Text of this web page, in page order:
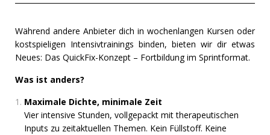
Während andere Anbieter dich in wochenlangen Kursen oder
kostspieligen Intensivtrainings binden, bieten wir dir etwas
Neues: Das QuickFix-Konzept – Fortbildung im Sprintformat.
Was ist anders?
Maximale Dichte, minimale Zeit
Vier intensive Stunden, vollgepackt mit therapeutischen
Inputs zu zeitaktuellen Themen. Kein Füllstoff. Keine